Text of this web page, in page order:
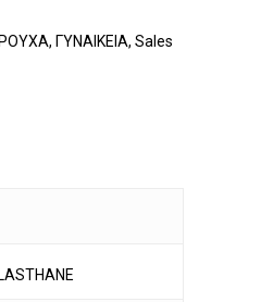
ΡΟΥΧΑ, ΓΥΝΑΙΚΕΙΑ,Sales